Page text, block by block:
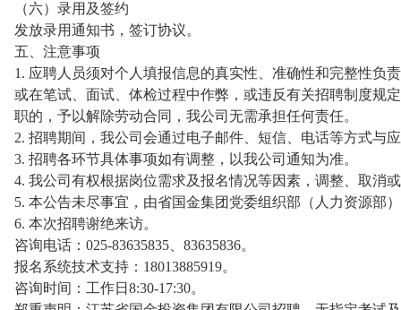
（六）录用及签约
发放录用通知书，签订协议。
五、注意事项
1. 应聘人员须对个人填报信息的真实性、准确性和完整性负
或在笔试、面试、体检过程中作弊，或违反有关招聘制度规
职的，予以解除劳动合同，我公司无需承担任何责任。
2. 招聘期间，我公司会通过电子邮件、短信、电话等方式与
3. 招聘各环节具体事项如有调整，以我公司通知为准。
4. 我公司有权根据岗位需求及报名情况等因素，调整、取消
5. 本公告未尽事宜，由省国金集团党委组织部（人力资源部
6. 本次招聘谢绝来访。
咨询电话：025-83635835、83635836。
报名系统技术支持：18013885919。
咨询时间：工作日8:30-17:30。